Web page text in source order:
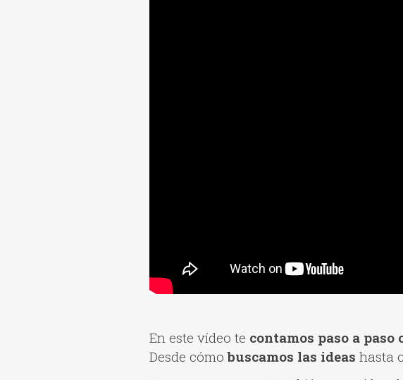
En este vídeo te contamos paso a paso
Desde cómobuscamos las ideas hasta